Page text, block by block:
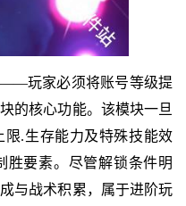
玩家必须将账号等级提
的核心功能。该模块一旦
.生存能力及特殊技能效
胜要素。尽管解锁条件明
与战术积累，属于进阶玩